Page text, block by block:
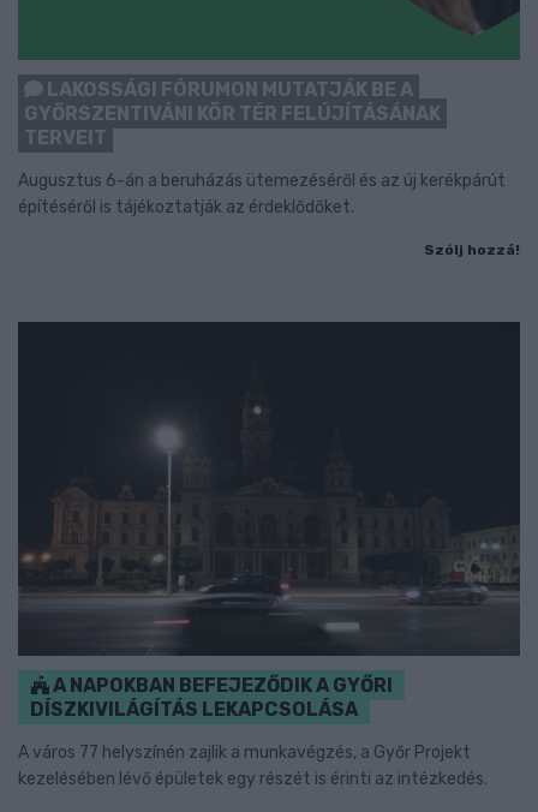
LAKOSSÁGI FÓRUMON MUTATJÁK BE A
GYŐRSZENTIVÁNI KÖR TÉR FELÚJÍTÁSÁNAK
TERVEIT
Augusztus 6-án a beruházás ütemezéséről és az új kerékpárút
építéséről is tájékoztatják az érdeklődőket.
Szólj hozzá!
A NAPOKBAN BEFEJEZŐDIK A GYŐRI
DÍSZKIVILÁGÍTÁS LEKAPCSOLÁSA
A város 77 helyszínén zajlik a munkavégzés, a Győr Projekt
kezelésében lévő épületek egy részét is érinti az intézkedés.